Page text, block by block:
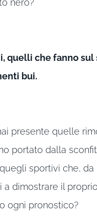
nero?
quelli che fanno sul
bui.
presente quelle
portato dalla
sportivi che, da
a dimostrare il proprio
ogni pronostico?